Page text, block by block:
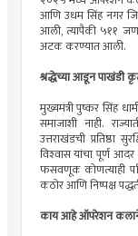
आणि उधम सिंह नगर
आली, त्यापैकी ५११
अटक करण्यात आली.
श्रद्धेच्या आडून पाखंडी
मुख्यमंत्री पुष्कर सिंह
समाजाशी नाही.
उत्तराखंडची प्रतिष्ठा
विश्‍वास यांचा पूर्ण
फसवणूक कोणत्याही
कठोर आणि निष्पक्ष
काय आहे ऑपरेशन